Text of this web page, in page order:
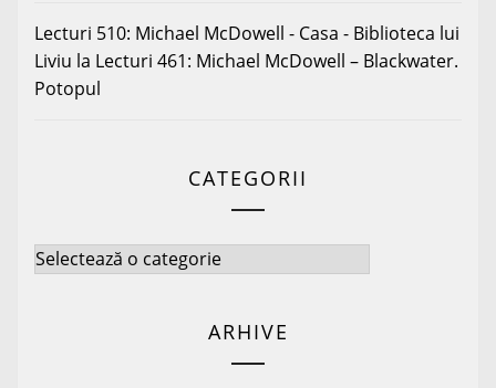
Lecturi 510: Michael McDowell - Casa - Biblioteca lui
Liviu la Lecturi 461: Michael McDowell – Blackwater.
Potopul
CATEGORII
Categorii
ARHIVE